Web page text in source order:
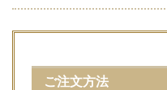
ご注文方法